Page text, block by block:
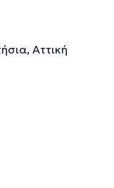
Αττική